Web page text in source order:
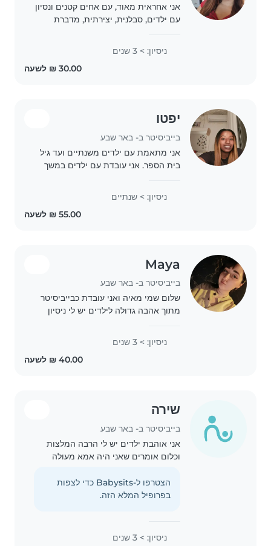
אני אחראית מאוד, עם אחים קטנים ונסיון
עם ילדים, סבלנית, יצירתית, מדברת
הצהריים וערב, גרה בבאר שבע וזמינה רק
ניסיון: > 3 שנים
יפטו
בייביסיטר ב- באר שבע
אני מתאמת עם ילדים משנתיים ועד גיל
בית הספר. אני עובדת עם ילדים במשך
פעילויות יצירתיות כמו ציור. אני אוהבת
ניסיון: > שנתיים
Maya
בייביסיטר ב- באר שבע
שלום שמי מאיה ואני עובדת כבייביסיטר
מתוך אהבה גדולה לילדים יש לי ניסיון
בטוחה ותומכת שבה כל ילד מרגיש
ניסיון: > 3 שנים
שירה
בייביסיטר ב- באר שבע
אני אוהבת ילדים יש לי הרבה המלצות
וכלום אומרים שאני היה אמא מעולה
הצטרפו ל-Babysits כדי לצפות
בפרופיל המלא הזה.
ניסיון: > 3 שנים